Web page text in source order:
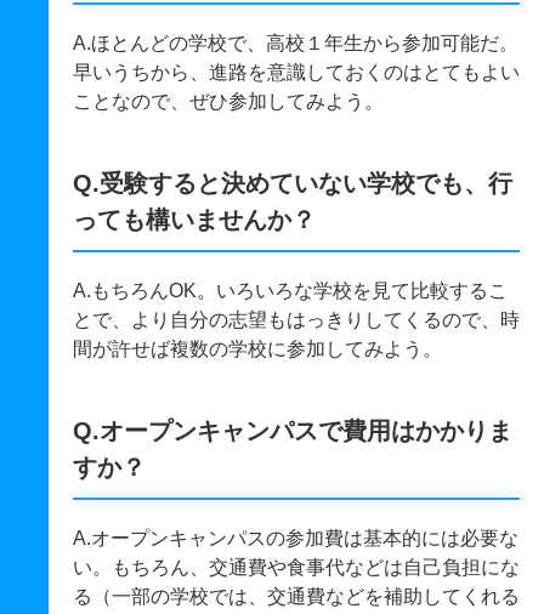
A.ほとんどの学校で、高校１年生から参加可能だ。
早いうちから、進路を意識しておくのはとてもよい
ことなので、ぜひ参加してみよう。
Q.受験すると決めていない学校でも、行
っても構いませんか？
A.もちろんOK。いろいろな学校を見て比較するこ
とで、より自分の志望もはっきりしてくるので、時
間が許せば複数の学校に参加してみよう。
Q.オープンキャンパスで費用はかかりま
すか？
A.オープンキャンパスの参加費は基本的には必要な
い。もちろん、交通費や食事代などは自己負担にな
る（一部の学校では、交通費などを補助してくれる